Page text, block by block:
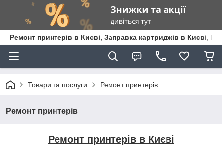
Ремонт принтерів в Києві, Заправка картриджів в Києві,
Товари та послуги Ремонт принтерів
Ремонт принтерів
Ремонт принтерів в Києві